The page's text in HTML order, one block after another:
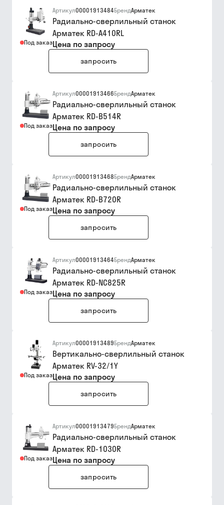
Под заказ
Артикул00001913484БрендАрматек
Радиально-сверлильный станок
Арматек RD-A410RL
Цена по запросу
запросить
Под заказ
Артикул00001913466БрендАрматек
Радиально-сверлильный станок
Арматек RD-B514R
Цена по запросу
запросить
Под заказ
Артикул00001913468БрендАрматек
Радиально-сверлильный станок
Арматек RD-B720R
Цена по запросу
запросить
Под заказ
Артикул00001913464БрендАрматек
Радиально-сверлильный станок
Арматек RD-NC825R
Цена по запросу
запросить
Под заказ
Артикул00001913489БрендАрматек
Вертикально-сверлильный станок
Арматек RV-32/1Y
Цена по запросу
запросить
Под заказ
Артикул00001913479БрендАрматек
Радиально-сверлильный станок
Арматек RD-1030R
Цена по запросу
запросить